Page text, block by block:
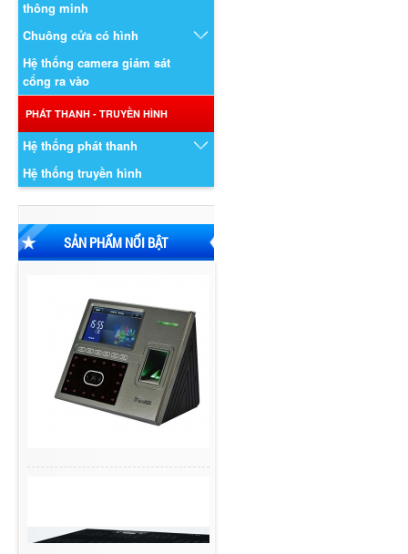
thông minh
Chuông cửa có hình
Hệ thống camera giám sát
cổng ra vào
PHÁT THANH - TRUYỀN HÌNH
Hệ thống phát thanh
Hệ thống truyền hình
SẢN PHẨM NỔI BẬT